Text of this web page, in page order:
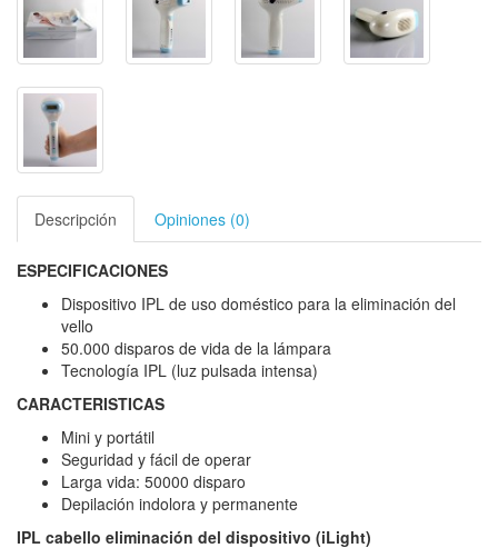
Descripción Opiniones (0)
ESPECIFICACIONES
Dispositivo IPL de uso doméstico para la eliminación del
vello
50.000 disparos de vida de la lámpara
Tecnología IPL (luz pulsada intensa)
CARACTERISTICAS
Mini y portátil
Seguridad y fácil de operar
Larga vida: 50000 disparo
Depilación indolora y permanente
IPL cabello eliminación del dispositivo (iLight)